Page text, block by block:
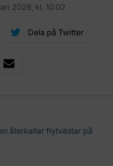
2026, kl. 10:02
Dela på Twitter
återkallar flytvästar på